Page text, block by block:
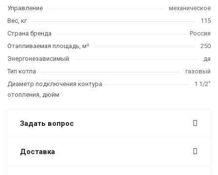
Управление
механическое
Вес, кг
115
Страна бренда
Россия
Отапливаемая площадь, м²
250
Энергонезависимый
да
Тип котла
газовый
Диаметр подключения контура
отопления, дюйм
1 1/2"
Задать вопрос
Доставка